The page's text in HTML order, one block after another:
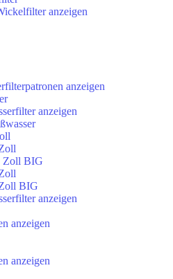
anzeigen
anzeigen
anzeigen
Zoll BIG
BIG
anzeigen
anzeigen
anzeigen